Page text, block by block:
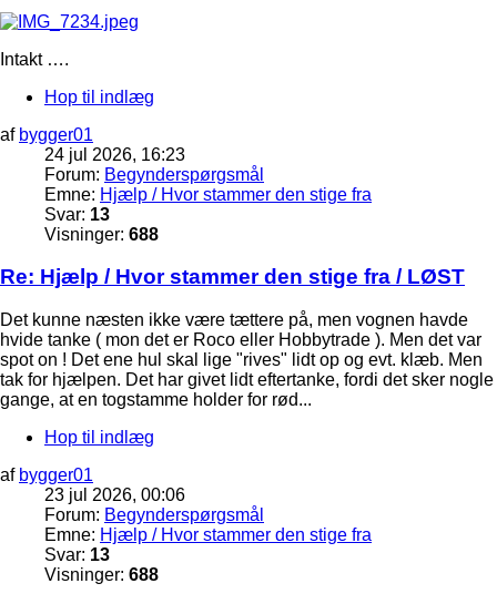
Intakt ….
Hop til indlæg
af bygger01
24 jul 2026, 16:23
Forum: Begynderspørgsmål
Emne: Hjælp / Hvor stammer den stige fra
Svar: 13
Visninger: 688
Re: Hjælp / Hvor stammer den stige fra / LØST
Det kunne næsten ikke være tættere på, men vognen havde
hvide tanke ( mon det er Roco eller Hobbytrade ). Men det var
spot on ! Det ene hul skal lige "rives" lidt op og evt. klæb. Men
tak for hjælpen. Det har givet lidt eftertanke, fordi det sker nogle
gange, at en togstamme holder for rød...
Hop til indlæg
af bygger01
23 jul 2026, 00:06
Forum: Begynderspørgsmål
Emne: Hjælp / Hvor stammer den stige fra
Svar: 13
Visninger: 688